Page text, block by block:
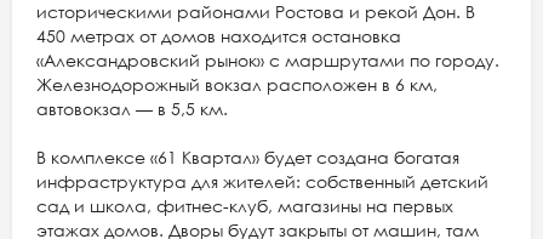
историческими районами Ростова и рекой Дон. В
450 метрах от домов находится остановка
«Александровский рынок» с маршрутами по городу.
Железнодорожный вокзал расположен в 6 км,
автовокзал — в 5,5 км.
В комплексе «61 Квартал» будет создана богатая
инфраструктура для жителей: собственный детский
сад и школа, фитнес-клуб, магазины на первых
этажах домов. Дворы будут закрыты от машин, там